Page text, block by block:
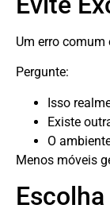
Um erro
Pergunte:
Isso
Existe
O
Menos móveis